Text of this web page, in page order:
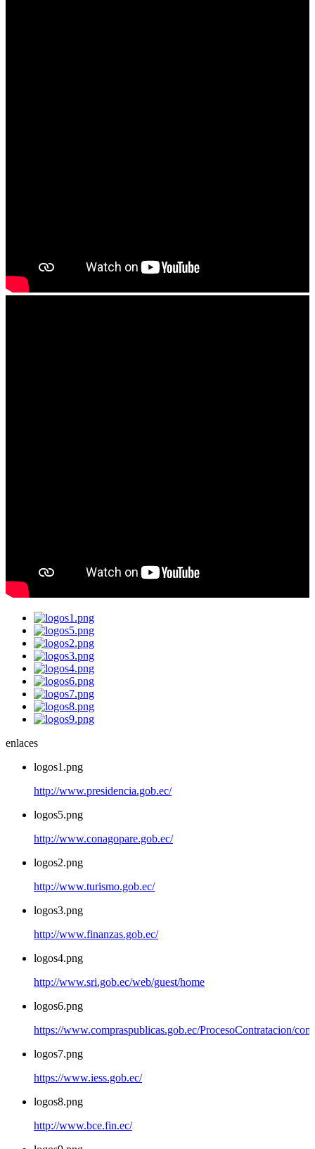
enlaces
logos1.png
http://www.presidencia.gob.ec/
logos5.png
http://www.conagopare.gob.ec/
logos2.png
http://www.turismo.gob.ec/
logos3.png
http://www.finanzas.gob.ec/
logos4.png
http://www.sri.gob.ec/web/guest/home
logos6.png
https://www.compraspublicas.gob.ec/ProcesoContratacion/
logos7.png
https://www.iess.gob.ec/
logos8.png
http://www.bce.fin.ec/